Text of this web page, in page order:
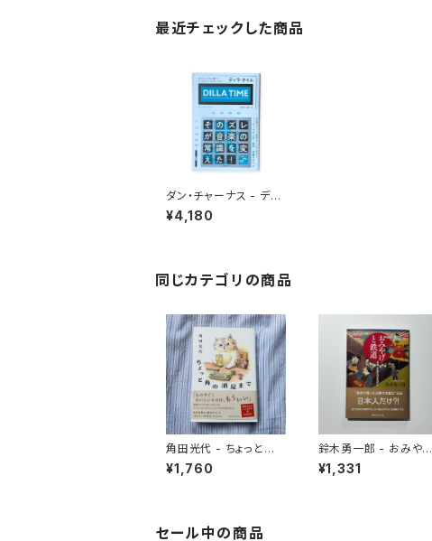
最近チェックした商品
ダン・チャーナス - ディ
ラ・タイム あたらしいリ
ズムを創ったヒップホッ
¥4,180
同じカテゴリの商品
角田光代 - ちょっと角
の酒屋まで
¥1,760
鈴木勇一郎 - おみやげ
と鉄道 「名物」が語る日
本近代史
¥1,331
セール中の商品